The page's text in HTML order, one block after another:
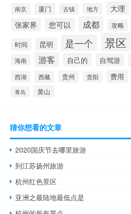
南京 厦门 古镇 地方 大理
张家界 您可以 成都 攻略
时间 昆明 是一个 景区
海南 游客 自己的 自驾游
西湖 西藏 贵州 贵阳 费用
青岛 黄山
猜你想看的文章
2020国庆节去哪里旅游
到江苏扬州旅游
杭州红色景区
亚洲之最陆地最低点是